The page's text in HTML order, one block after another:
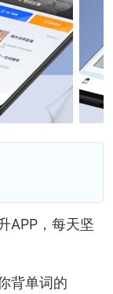
APP，每天坚
背单词的